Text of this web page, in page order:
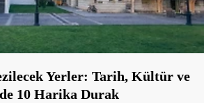
Yerler: Tarih, Kültür ve
10 Harika Durak